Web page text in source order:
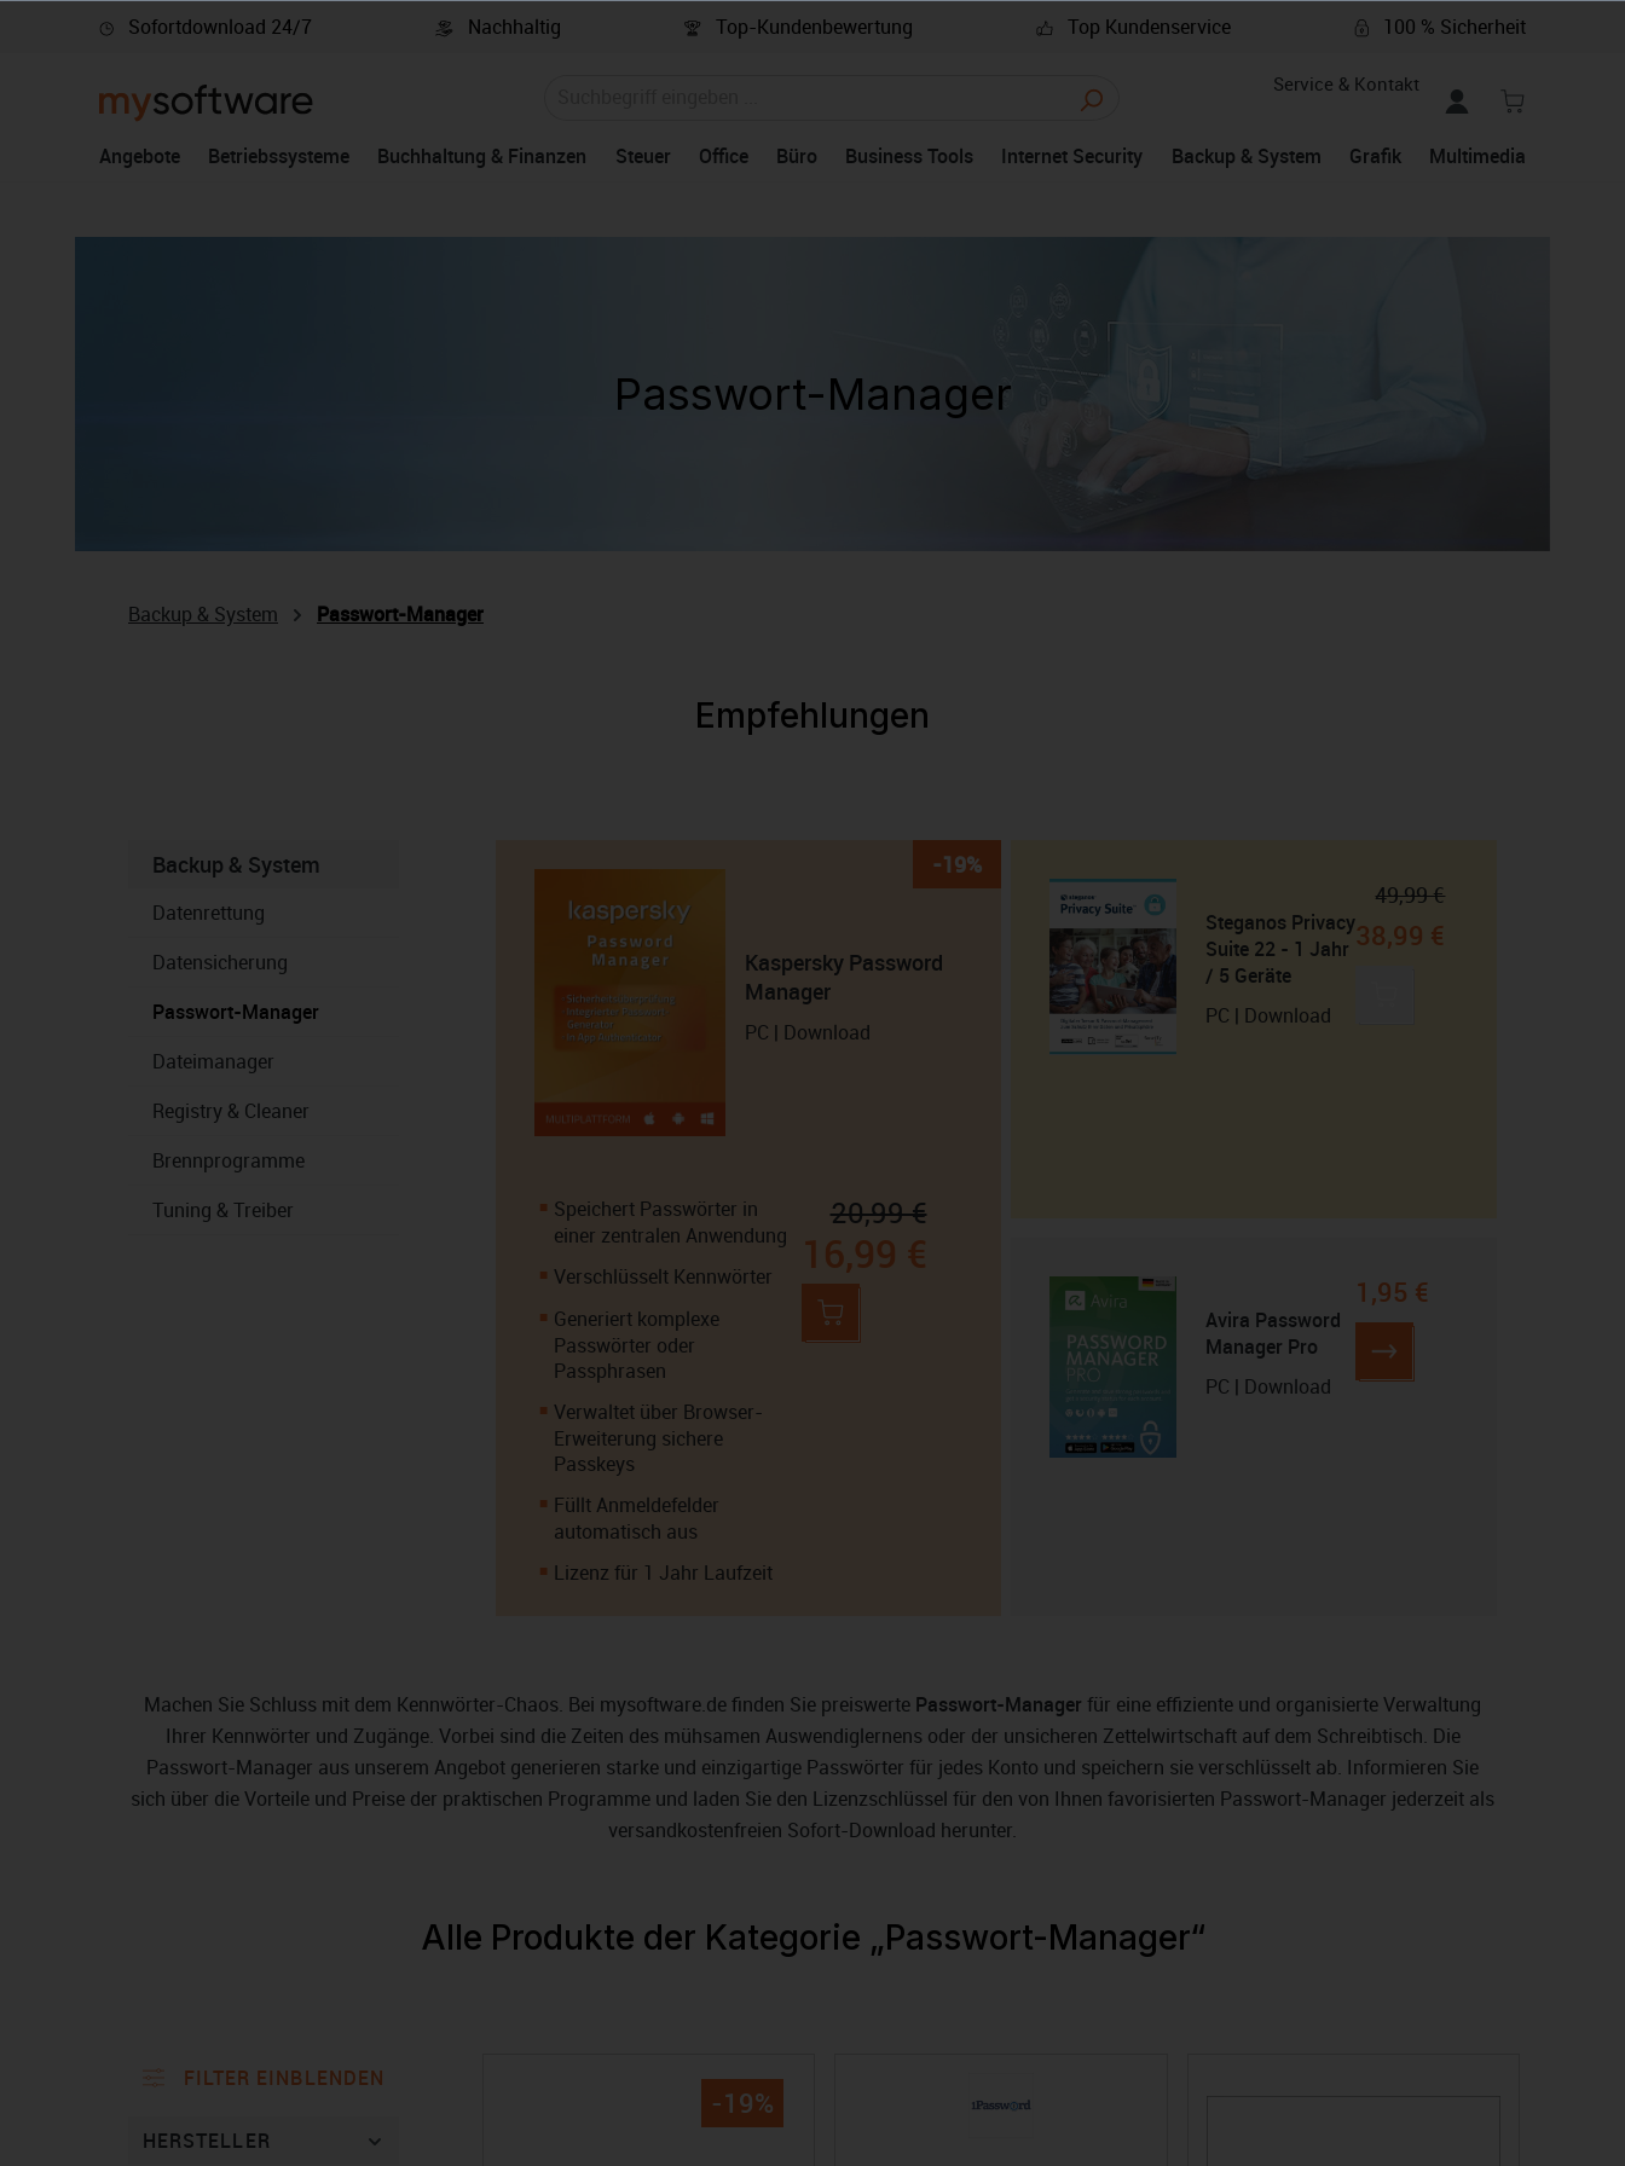
Zur Hauptnavigation springen
Sofortdownload 24/7 Nachhaltig Top-Kundenbewertung Top Kundenservice 100 % Sicherheit
Service & Kontakt
Angebote Betriebssysteme Buchhaltung & Finanzen Steuer Office Büro Business Tools Internet Security Backup & System Grafik Multimedia
Passwort-Manager
Backup & System Passwort-Manager
Empfehlungen
Backup & System
Datenrettung
Datensicherung
Passwort-Manager
Dateimanager
Registry & Cleaner
Brennprogramme
Tuning & Treiber
-19%
Kaspersky Password
Manager
PC | Download
Speichert Passwörter in
einer zentralen Anwendung
Verschlüsselt Kennwörter
Generiert komplexe
Passwörter oder
Passphrasen
Verwaltet über Browser-
Erweiterung sichere
Passkeys
Füllt Anmeldefelder
automatisch aus
Lizenz für 1 Jahr Laufzeit
16,99 €
20,99 €
Steganos Privacy
Suite 22 - 1 Jahr
/ 5 Geräte
PC | Download
38,99 €
49,99 €
Avira Password
Manager Pro
PC | Download
1,95 €
Machen Sie Schluss mit dem Kennwörter-Chaos. Bei mysoftware.de finden Sie preiswerte Passwort-Manager für eine effiziente und organisierte Verwaltung
Ihrer Kennwörter und Zugänge. Vorbei sind die Zeiten des mühsamen Auswendiglernens oder der unsicheren Zettelwirtschaft auf dem Schreibtisch. Die
Passwort-Manager aus unserem Angebot generieren starke und einzigartige Passwörter für jedes Konto und speichern sie verschlüsselt ab. Informieren Sie
sich über die Vorteile und Preise der praktischen Programme und laden Sie den Lizenzschlüssel für den von Ihnen favorisierten Passwort-Manager jederzeit als
versandkostenfreien Sofort-Download herunter.
Alle Produkte der Kategorie „Passwort-Manager“
FILTER EINBLENDEN
HERSTELLER
-19%